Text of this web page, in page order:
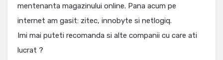
mentenanta magazinului online. Pana acum pe
internet am gasit: zitec, innobyte si netlogiq.
Imi mai puteti recomanda si alte companii cu care ati
lucrat ?